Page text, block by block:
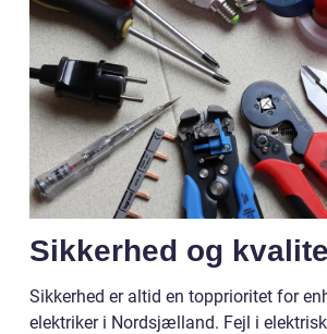
Sikkerhed og
Sikkerhed er altid en topprioritet for
elektriker i Nordsjælland. Fejl i